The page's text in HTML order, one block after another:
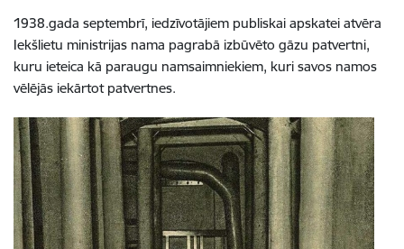
1938.gada septembrī, iedzīvotājiem publiskai apskatei atvēra
Iekšlietu ministrijas nama pagrabā izbūvēto gāzu patvertni,
kuru ieteica kā paraugu namsaimniekiem, kuri savos namos
vēlējās iekārtot patvertnes.